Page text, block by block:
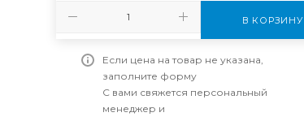
В КОРЗИНУ
Если цена на товар не указана,
заполните форму
С вами свяжется персональный
менеджер и